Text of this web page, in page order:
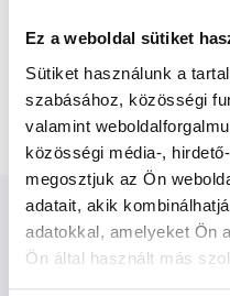
Ez a weboldal sütiket
Sütiket használunk a
szabásához, közösségi
valamint
közösségi média-,
megosztjuk az Ön
adatait, akik
adatokkal, amelyeket Ön
Ön által használt más
Főoldal Pszichológus